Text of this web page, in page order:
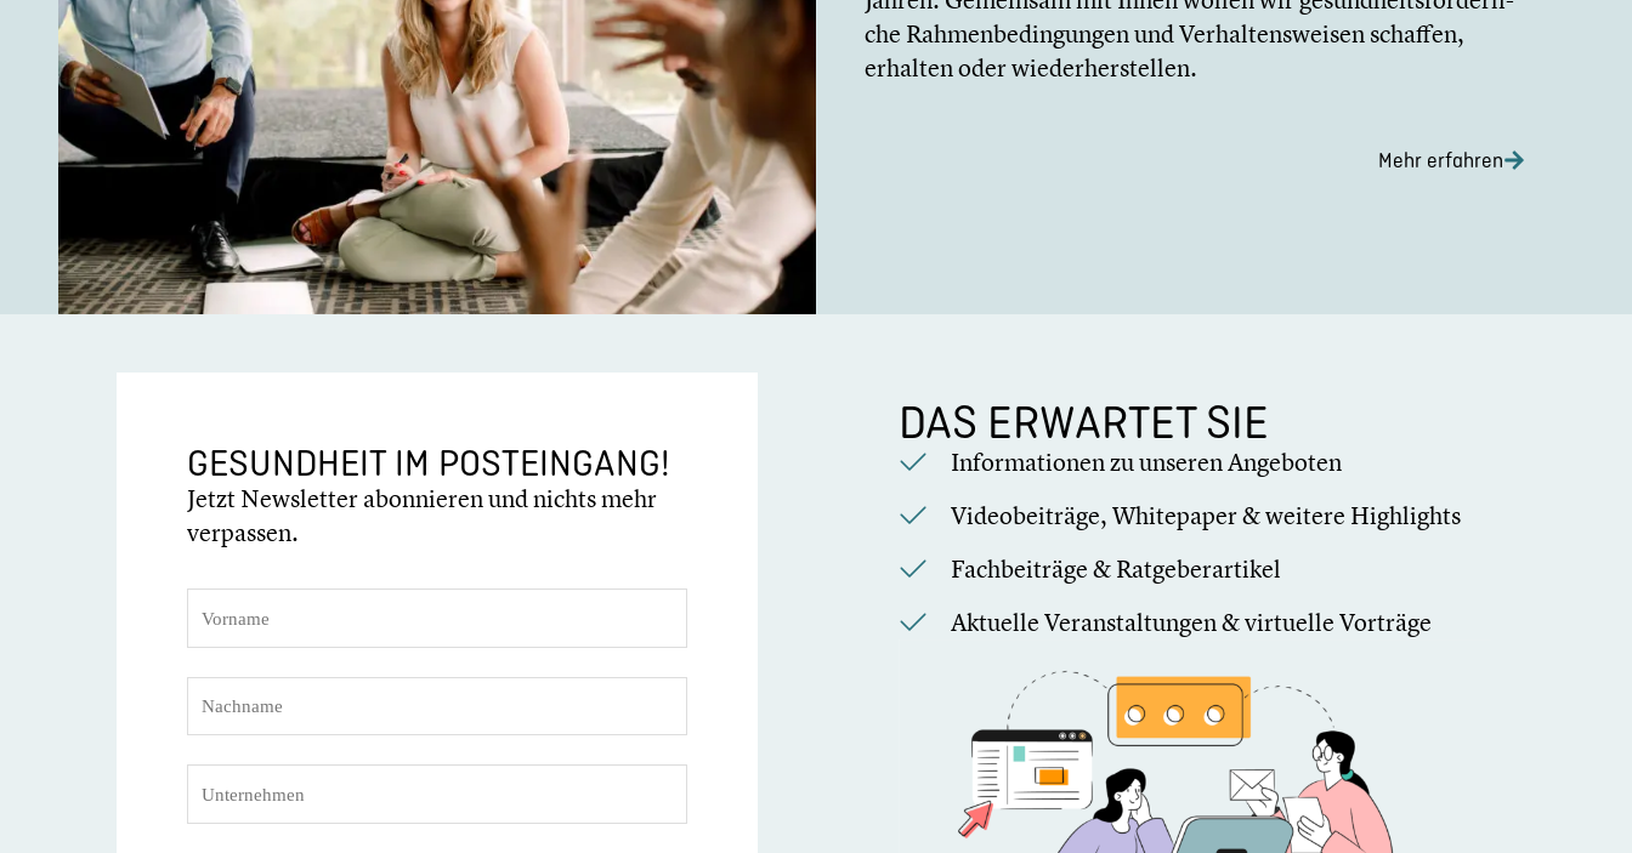
che Rahmen­be­din­gun­gen und Verhal­tens­wei­sen schaffen,
erhalten oder wieder­her­stel­len.
Mehr erfahren
GESUND­HEIT IM POSTEIN­GANG!
Jetzt Newslet­ter abonnie­ren und nichts mehr
verpassen.
DAS ERWARTET SIE
Infor­ma­tio­nen zu unseren Angeboten
Video­bei­träge, White­pa­per & weitere Highlights
Fachbei­träge & Ratge­ber­ar­ti­kel
Aktuelle Veran­stal­tun­gen & virtuelle Vorträge